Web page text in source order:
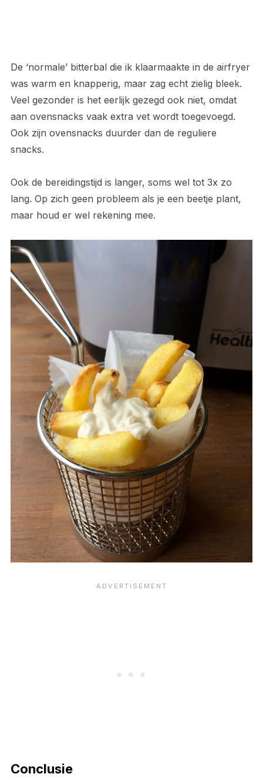
De ‘normale’ bitterbal die ik klaarmaakte in de airfryer
was warm en knapperig, maar zag echt zielig bleek.
Veel gezonder is het eerlijk gezegd ook niet, omdat
aan ovensnacks vaak extra vet wordt toegevoegd.
Ook zijn ovensnacks duurder dan de reguliere
snacks.
Ook de bereidingstijd is langer, soms wel tot 3x zo
lang. Op zich geen probleem als je een beetje plant,
maar houd er wel rekening mee.
Conclusie